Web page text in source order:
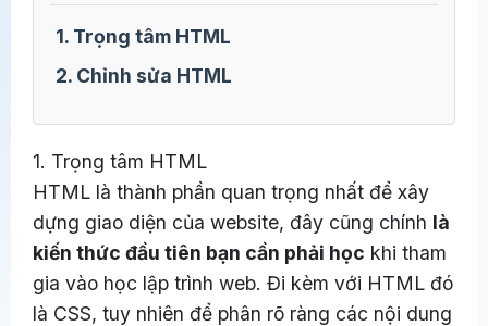
1. Trọng tâm HTML
2. Chỉnh sửa HTML
1. Trọng tâm HTML
HTML là thành phần quan trọng nhất để xây
dựng giao diện của website, đây cũng chính là
kiến thức đầu tiên bạn cần phải học khi tham
gia vào học lập trình web. Đi kèm với HTML đó
là CSS, tuy nhiên để phân rõ ràng các nội dung